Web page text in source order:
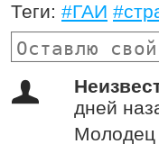
Теги: #ГАИ
дней
Молодец